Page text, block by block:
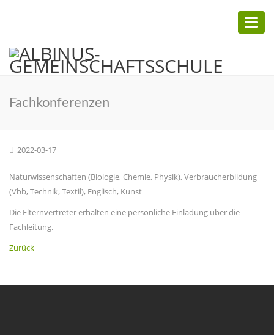
Toggle
Fachkonferenzen
2022-03-17
Naturwissenschaften (Biologie, Chemie, Physik), Verbraucherbildung
(Vbb, Technik, Textil), Englisch, Kunst
Die Elternvertreter erhalten eine persönliche Einladung über die
Fachleitung.
Zurück